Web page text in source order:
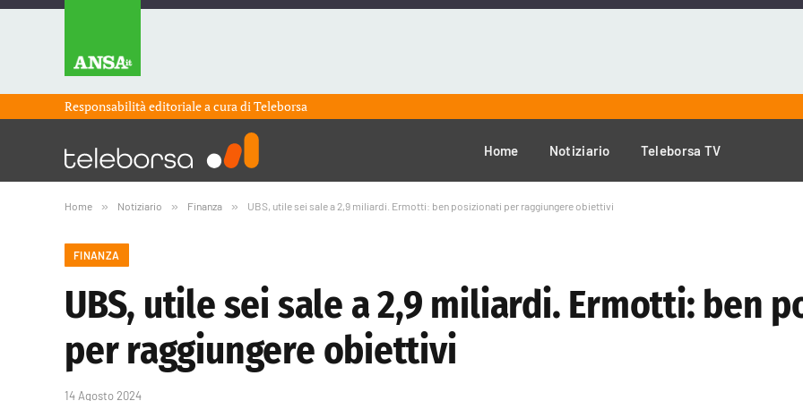
Responsabilità editoriale a cura diTeleborsa
Home Notiziario Teleborsa TV
Home » Notiziario » Finanza » UBS, utile sei sale a 2,9 miliardi. Ermotti: ben posizionati per raggiungere obiettivi
FINANZA
UBS, utile sei sale a 2,9 miliardi. Ermotti: ben
per raggiungere obiettivi
14 Agosto 2024